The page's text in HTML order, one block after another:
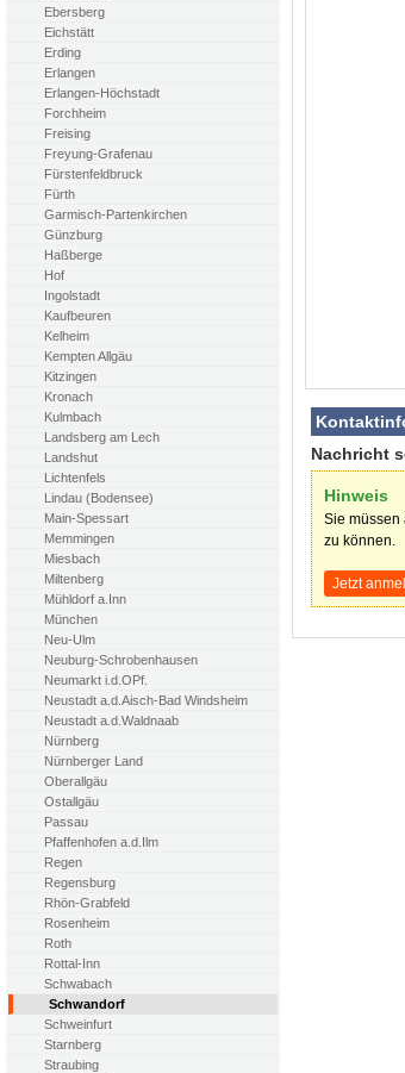
Ebersberg
Eichstätt
Erding
Erlangen
Erlangen-Höchstadt
Forchheim
Freising
Freyung-Grafenau
Fürstenfeldbruck
Fürth
Garmisch-Partenkirchen
Günzburg
Haßberge
Hof
Ingolstadt
Kaufbeuren
Kelheim
Kempten Allgäu
Kitzingen
Kronach
Kulmbach
Landsberg am Lech
Landshut
Lichtenfels
Lindau (Bodensee)
Main-Spessart
Memmingen
Miesbach
Miltenberg
Mühldorf a.Inn
München
Neu-Ulm
Neuburg-Schrobenhausen
Neumarkt i.d.OPf.
Neustadt a.d.Aisch-Bad Windsheim
Neustadt a.d.Waldnaab
Nürnberg
Nürnberger Land
Oberallgäu
Ostallgäu
Passau
Pfaffenhofen a.d.Ilm
Regen
Regensburg
Rhön-Grabfeld
Rosenheim
Roth
Rottal-Inn
Schwabach
Schwandorf
Schweinfurt
Starnberg
Straubing
Nachricht
Hinweis
Sie müssen
zu können.
Jetzt